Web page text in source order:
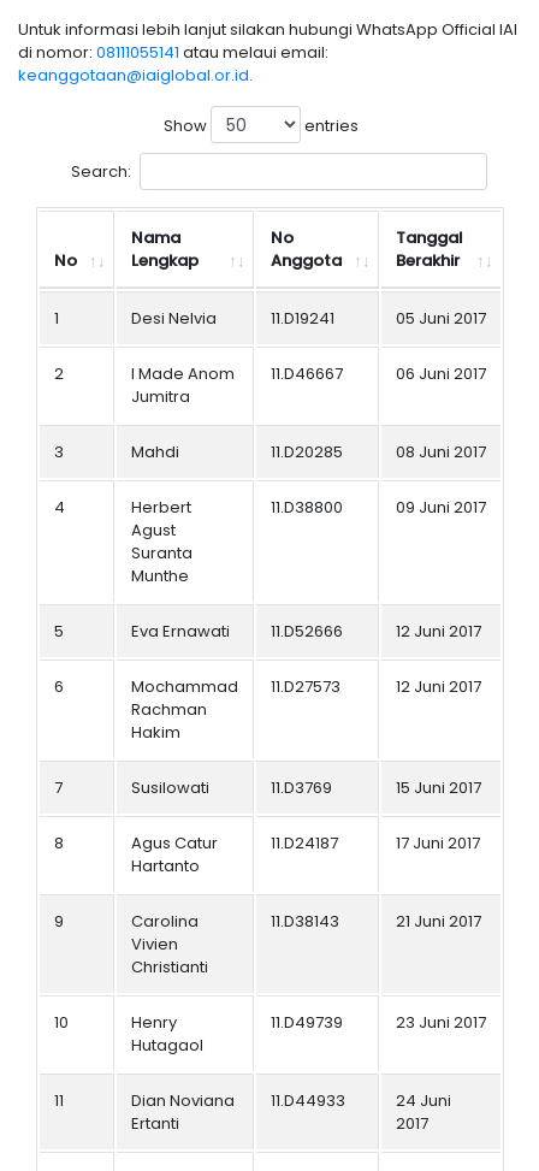
Untuk informasi lebih lanjut silakan hubungi WhatsApp Official IAI
di nomor: 08111055141 atau melaui email:
keanggotaan@iaiglobal.or.id.
Show
entries
Search:
No
Nama
Lengkap
No
Anggota
Tanggal
Berakhir
1 Desi Nelvia 11.D19241 05 Juni 2017
2
I Made Anom
Jumitra
11.D46667 06 Juni 2017
3 Mahdi 11.D20285 08 Juni 2017
4
Herbert
Agust
Suranta
Munthe
11.D38800 09 Juni 2017
5 Eva Ernawati 11.D52666 12 Juni 2017
6
Mochammad
Rachman
Hakim
11.D27573 12 Juni 2017
7 Susilowati 11.D3769 15 Juni 2017
8
Agus Catur
Hartanto
11.D24187 17 Juni 2017
9
Carolina
Vivien
Christianti
11.D38143 21 Juni 2017
10
Henry
Hutagaol
11.D49739 23 Juni 2017
11
Dian Noviana
Ertanti
11.D44933
24 Juni
2017